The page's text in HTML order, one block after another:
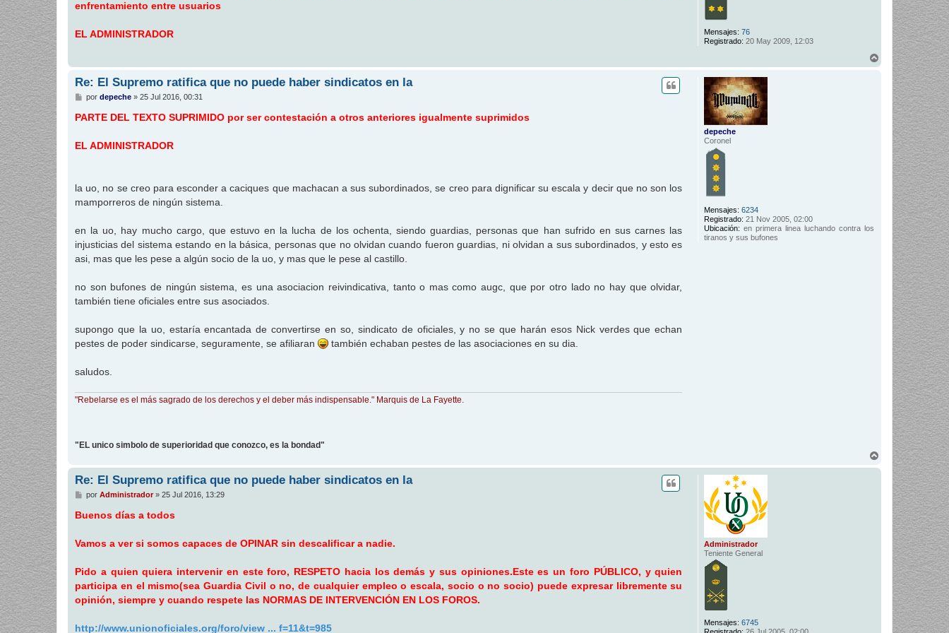
Mensajes: 76
Registrado: 20 May 2009, 12:03
a
enfrentamiento entre usuarios
EL ADMINISTRADOR
depeche
Coronel
Mensajes: 6234
Registrado: 21 Nov 2005, 02:00
Ubicación: en primera linea luchando contra los
tiranos y sus bufones
Re: El Supremo ratifica que no puede haber sindicatos en la
M
n
s
j
e
por depeche» 25 Jul 2016, 00:31
PARTE DEL TEXTO SUPRIMIDO por ser contestación a otros anteriores igualmente suprimidos
EL ADMINISTRADOR
la uo, no se creo para esconder a caciques que machacan a sus subordinados, se creo para dignificar su escala y decir que no son los
mamporreros de ningún sistema.
en la uo, hay mucho cargo, que estuvo en la lucha de los ochenta, siendo guardias, personas que han sufrido en sus carnes las
injusticias del sistema estando en la básica, personas que no olvidan cuando fueron guardias, ni olvidan a sus subordinados, y esto es
asi, mas que les pese a algún socio de la uo, y mas que le pese al castillo.
no son bufones de ningún sistema, es una asociacion reivindicativa, tanto o mas como augc, que por otro lado no hay que olvidar,
también tiene oficiales entre sus asociados.
supongo que la uo, estaría encantada de convertirse en so, sindicato de oficiales, y no se que harán esos Nick verdes que echan
pestes de poder sindicarse, seguramente, se afiliaran
también echaban pestes de las asociaciones en su dia.
saludos.
"Rebelarse es el más sagrado de los derechos y el deber más indispensable." Marquis de La Fayette.
"EL unico simbolo de superioridad que conozco, es la bondad"
Administrador
Teniente General
Mensajes: 6745
Re: El Supremo ratifica que no puede haber sindicatos en la
M
n
s
e
por Administrador» 25 Jul 2016, 13:29
Buenos días a todos
Vamos a ver si somos capaces de OPINAR sin descalificar a nadie.
Pido a quien quiera intervenir en este foro, RESPETO hacia los demás y sus opiniones.Este es un foro PÚBLICO, y quien
participa en el mismo(sea Guardia Civil o no, de cualquier empleo o escala, socio o no socio) puede expresar libremente su
opinión, siempre y cuando respete las NORMAS DE INTERVENCIÓN EN LOS FOROS.
http://www.unionoficiales.org/foro/view ... f=11&t=985